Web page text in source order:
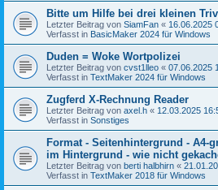
Bitte um Hilfe bei drei kleinen
Letzter Beitrag von SiamFan « 16.06.2025
Verfasst in BasicMaker 2024 für Windows
Duden = Woke Wortpolizei
Letzter Beitrag von cvst1lleo « 07.06.2025
Verfasst in TextMaker 2024 für Windows
Zugferd X-Rechnung Reader
Letzter Beitrag von axel.h « 12.03.2025
Verfasst in Sonstiges
Format - Seitenhintergrund - A4-
im Hintergrund - wie nicht
Letzter Beitrag von berti halbhirn «
Verfasst in TextMaker 2018 für Windows